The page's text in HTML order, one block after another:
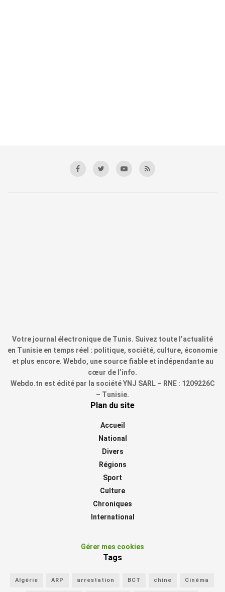
Votre journal électronique de Tunis. Suivez toute l’actualité
en Tunisie en temps réel : politique, société, culture, économie
et plus encore. Webdo, une source fiable et indépendante au
cœur de l’info.
Webdo.tn est édité par la société YNJ SARL – RNE : 1209226C
– Tunisie.
Plan du site
Accueil
National
Divers
Régions
Sport
Culture
Chroniques
International
Gérer mes cookies
Tags
Algérie ARP arrestation BCT chine Cinéma